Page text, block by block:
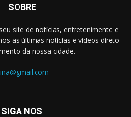
SOBRE
site de notícias, entretenimento e
as últimas notícias e vídeos direto
da nossa cidade.
SIGA NOS